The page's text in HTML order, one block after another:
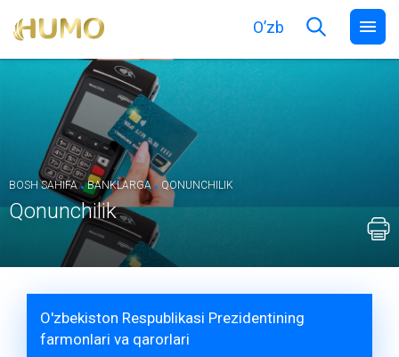
O’zb
BOSH SAHIFA . BANKLARGA . QONUNCHILIK
Qonunchilik
O'zbekiston Respublikasi Prezidentining
farmonlari va qarorlari